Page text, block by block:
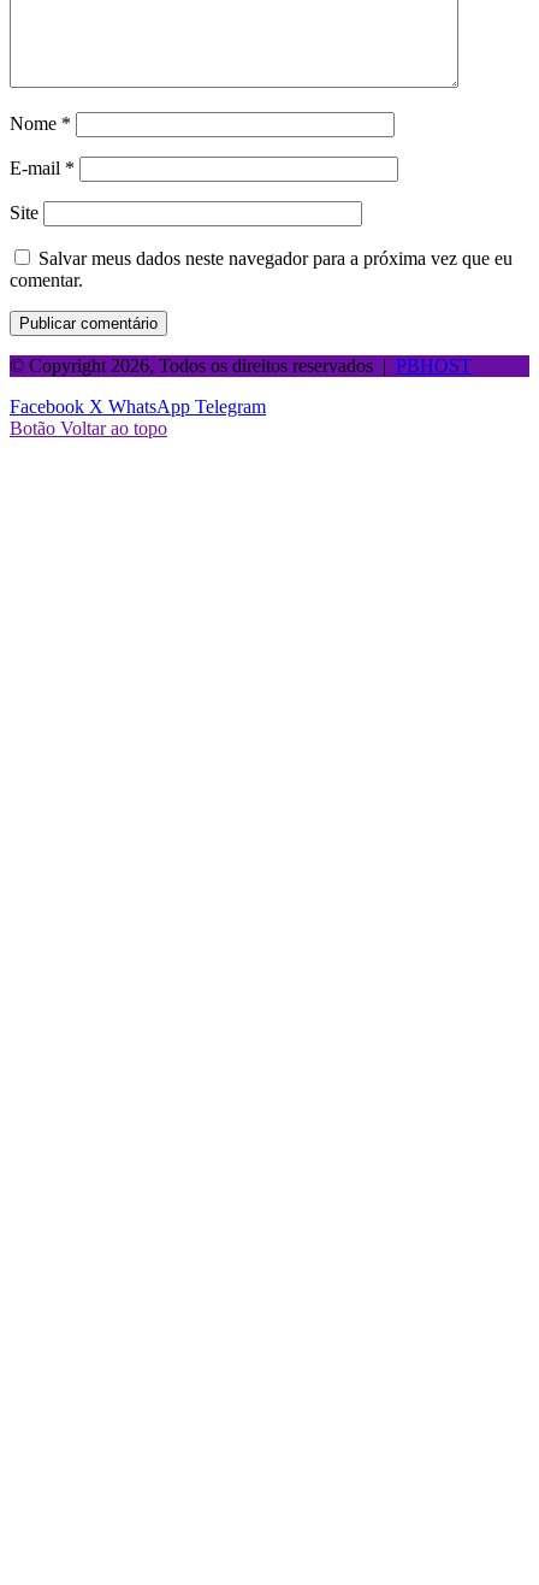
Nome *
E-mail *
Site
Salvar meus dados neste navegador para a próxima vez que eu
comentar.
© Copyright 2026, Todos os direitos reservados | PBHOST
Facebook X WhatsApp Telegram
Botão Voltar ao topo